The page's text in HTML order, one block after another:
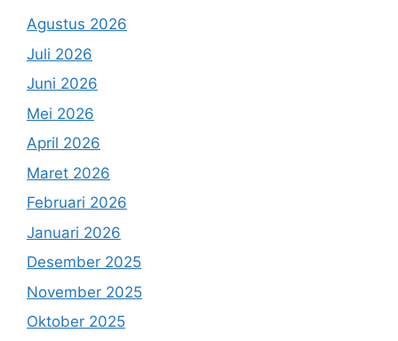
Agustus 2026
Juli 2026
Juni 2026
Mei 2026
April 2026
Maret 2026
Februari 2026
Januari 2026
Desember 2025
November 2025
Oktober 2025